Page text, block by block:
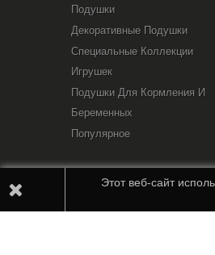
Подушки
Декоративные Подушки
Специальные Коллекции
Игрушек
Подушки Для Кормления И
Беременных
Популярное
Этот веб-сайт